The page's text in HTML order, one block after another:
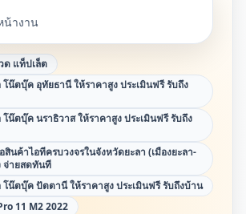
น้างาน
ด แท็ปเล็ต
น๊ตบุ๊ค อุทัยธานี ให้ราคาสูง ประเมินฟรี รับถึง
น๊ตบุ๊ค นราธิวาส ให้ราคาสูง ประเมินฟรี รับถึง
สินค้าไอทีครบวงจรในจังหวัดยะลา (เมืองยะลา-
จ่ายสดทันที
น๊ตบุ๊ค ปัตตานี ให้ราคาสูง ประเมินฟรี รับถึงบ้าน
11 M2 2022